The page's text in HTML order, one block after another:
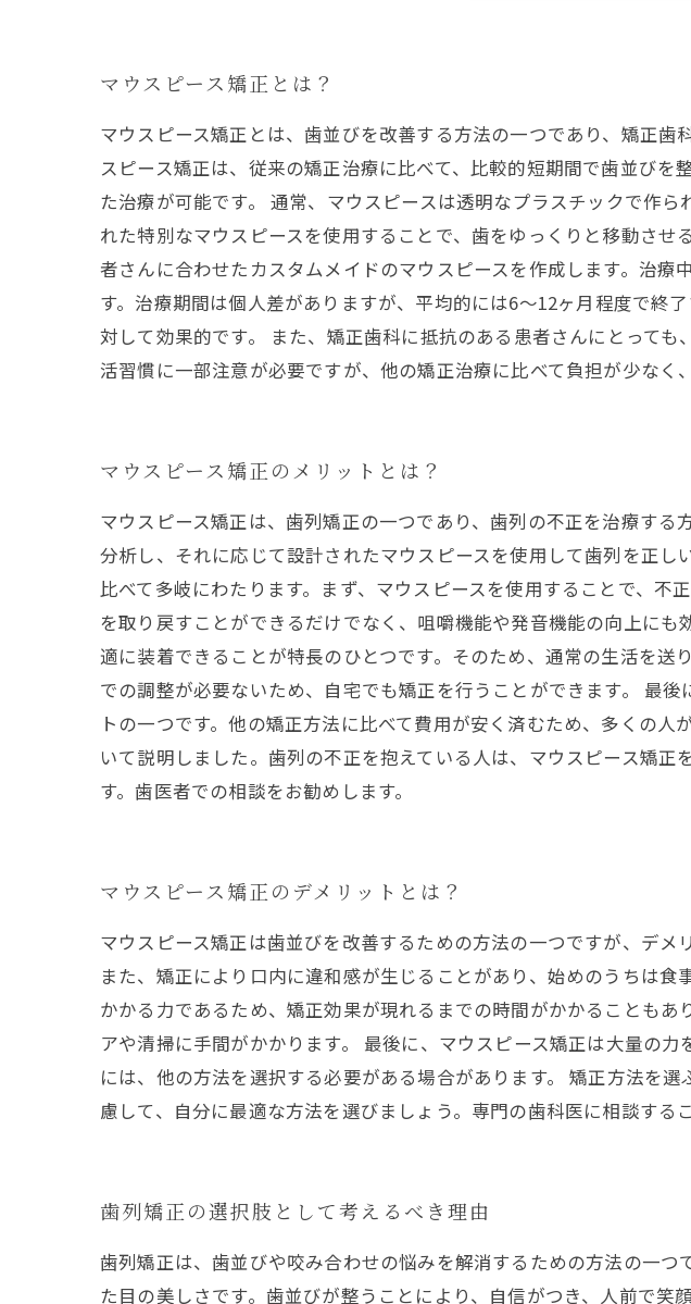
マウスピース矯正とは？
マウスピース矯正とは、歯並びを改善する方法の一つであり、矯正
スピース矯正は、従来の矯正治療に比べて、比較的短期間で歯並び
た治療が可能です。 通常、マウスピースは透明なプラスチックで作
れた特別なマウスピースを使用することで、歯をゆっくりと移動さ
者さんに合わせたカスタムメイドのマウスピースを作成します。治
す。治療期間は個人差がありますが、平均的には6～12ヶ月程度で終
対して効果的です。 また、矯正歯科に抵抗のある患者さんにとって
活習慣に一部注意が必要ですが、他の矯正治療に比べて負担が少なく
マウスピース矯正のメリットとは？
マウスピース矯正は、歯列矯正の一つであり、歯列の不正を治療す
分析し、それに応じて設計されたマウスピースを使用して歯列を正
比べて多岐にわたります。まず、マウスピースを使用することで、
を取り戻すことができるだけでなく、咀嚼機能や発音機能の向上に
適に装着できることが特長のひとつです。そのため、通常の生活を
での調整が必要ないため、自宅でも矯正を行うことができます。 最
トの一つです。他の矯正方法に比べて費用が安く済むため、多くの
いて説明しました。歯列の不正を抱えている人は、マウスピース矯
す。歯医者での相談をお勧めします。
マウスピース矯正のデメリットとは？
マウスピース矯正は歯並びを改善するための方法の一つですが、デメ
また、矯正により口内に違和感が生じることがあり、始めのうちは
かかる力であるため、矯正効果が現れるまでの時間がかかることも
アや清掃に手間がかかります。 最後に、マウスピース矯正は大量の
には、他の方法を選択する必要がある場合があります。 矯正方法を
慮して、自分に最適な方法を選びましょう。専門の歯科医に相談する
歯列矯正の選択肢として考えるべき理由
歯列矯正は、歯並びや咬み合わせの悩みを解消するための方法の一
た目の美しさです。歯並びが整うことにより、自信がつき、人前で